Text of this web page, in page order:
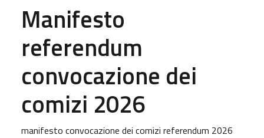
Manifesto
referendum
convocazione dei
comizi 2026
manifesto convocazione dei comizi referendum 2026